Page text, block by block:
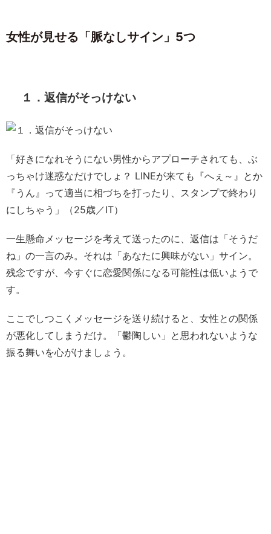
女性が見せる「脈なしサイン」5つ
１．返信がそっけない
「好きになれそうにない男性からアプローチされても、ぶ
っちゃけ迷惑なだけでしょ？ LINEが来ても『へぇ～』とか
『うん』って適当に相づちを打ったり、スタンプで終わり
にしちゃう」（25歳／IT）
一生懸命メッセージを考えて送ったのに、返信は「そうだ
ね」の一言のみ。それは「あなたに興味がない」サイン。
残念ですが、今すぐに恋愛関係になる可能性は低いようで
す。
ここでしつこくメッセージを送り続けると、女性との関係
が悪化してしまうだけ。「鬱陶しい」と思われないような
振る舞いを心がけましょう。